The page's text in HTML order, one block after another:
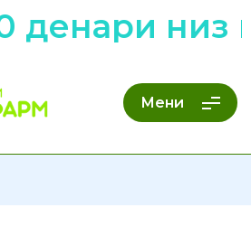
низ цела
Мени